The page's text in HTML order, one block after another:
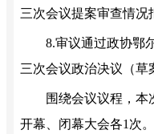
三次会议提案审查情况
8.审议通过政协鄂尔
三次会议政治决议（草
围绕会议议程，本次
开幕、闭幕大会各1次